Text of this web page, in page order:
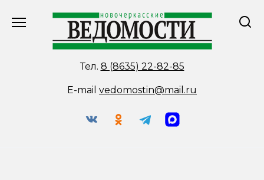
Тел. 8 (8635) 22-82-85
E-mail vedomostin@mail.ru